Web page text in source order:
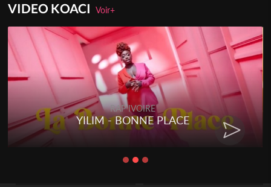
VIDEO KOACIVoir+
RAP IVOIRE
YILIM - BONNE PLACE